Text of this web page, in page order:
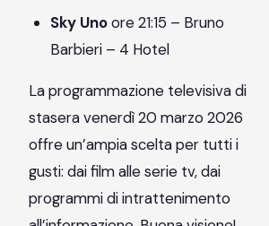
Sky Unoore 21:15 – Bruno
Barbieri – 4 Hotel
La programmazione televisiva di
stasera venerdì 20 marzo 2026
offre un’ampia scelta per tutti i
gusti: dai film alle serie tv, dai
programmi di intrattenimento